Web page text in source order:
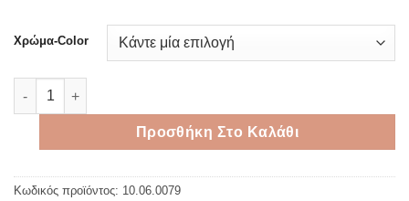
Χρώμα-Color
Λαμπάδες Vintage με λουλούδια σε διάφορα χρώματα
Προσθήκη Στο Καλάθι
Κωδικός προϊόντος: 10.06.0079